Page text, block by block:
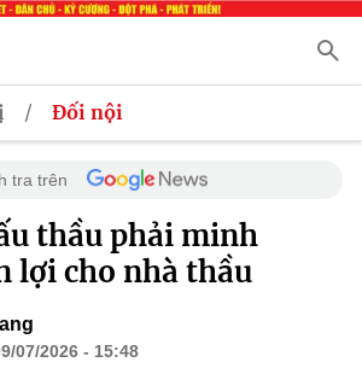
/ Đối nội
tra trên
thầu phải minh
lợi cho nhà thầu
07/2026 - 15:48